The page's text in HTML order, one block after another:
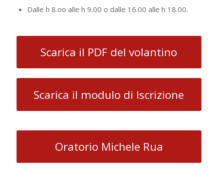
Dalle h 8.oo alle h 9.00 o dalle 16.00 alle h 18.00.
Scarica il PDF del volantino
Scarica il modulo di Iscrizione
Oratorio Michele Rua